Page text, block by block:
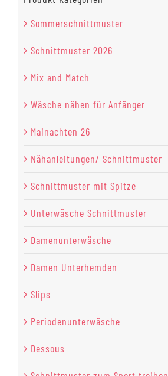
Sommerschnittmuster
Schnittmuster 2026
Mix and Match
Wäsche nähen für Anfänger
Mainachten 26
Nähanleitungen/ Schnittmuster
Schnittmuster mit Spitze
Unterwäsche Schnittmuster
Damenunterwäsche
Damen Unterhemden
Slips
Periodenunterwäsche
Dessous